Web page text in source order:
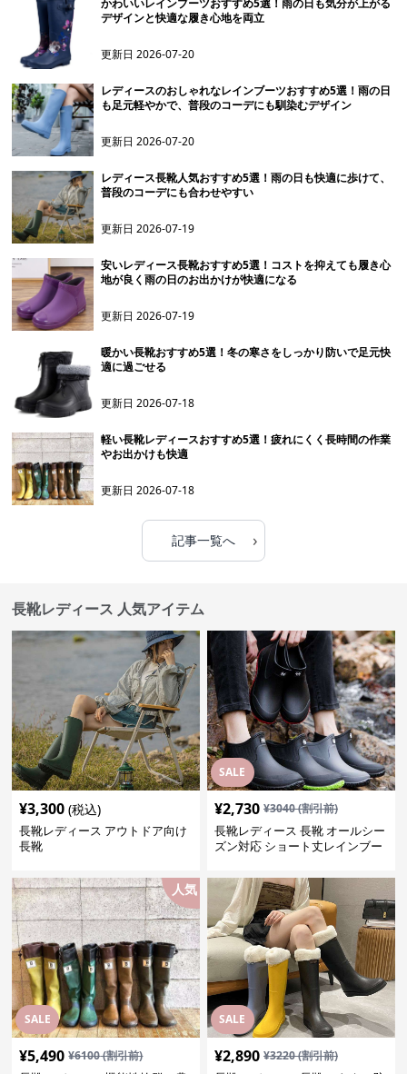
かわいいレインブーツおすすめ5選！雨の日も気分が上がる
デザインと快適な履き心地を両立
更新日2026-07-20
レディースのおしゃれなレインブーツおすすめ5選！雨の日
も足元軽やかで、普段のコーデにも馴染むデザイン
更新日2026-07-20
レディース長靴人気おすすめ5選！雨の日も快適に歩けて、
普段のコーデにも合わせやすい
更新日2026-07-19
安いレディース長靴おすすめ5選！コストを抑えても履き心
地が良く雨の日のお出かけが快適になる
更新日2026-07-19
暖かい長靴おすすめ5選！冬の寒さをしっかり防いで足元快
適に過ごせる
更新日2026-07-18
軽い長靴レディースおすすめ5選！疲れにくく長時間の作業
やお出かけも快適
更新日2026-07-18
記事一覧へ ›
長靴レディース 人気アイテム
¥3,300 (税込)
長靴レディース アウトドア向け
長靴
SALE
¥2,730 ¥3040(割引前)
長靴レディース 長靴 オールシー
ズン対応 ショート丈レインブー
SALE
人気
¥5,490 ¥6100(割引前)
SALE
¥2,890 ¥3220(割引前)